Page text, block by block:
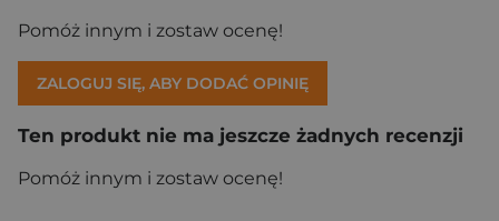
Pomóż innym i zostaw ocenę!
ZALOGUJ SIĘ, ABY DODAĆ OPINIĘ
Ten produkt nie ma jeszcze żadnych recenzji
Pomóż innym i zostaw ocenę!